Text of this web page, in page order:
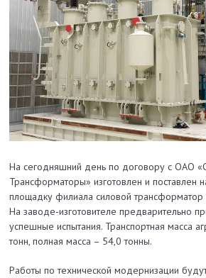
На сегодняшний день по договору с ОАО
Трансформаторы» изготовлен и поставлен
площадку филиала силовой
На заводе-изготовителе предварительно
успешные испытания. Транспортная масса
тонн, полная масса – 54,0 тонны.
Работы по технической модернизации